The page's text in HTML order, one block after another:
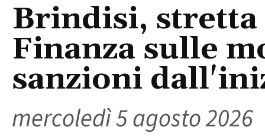
Brindisi, stretta
Finanza sulle
sanzioni
mercoledì 5 agosto 2026